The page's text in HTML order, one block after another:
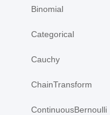
Binomial
Categorical
Cauchy
ChainTransform
ContinuousBernoulli